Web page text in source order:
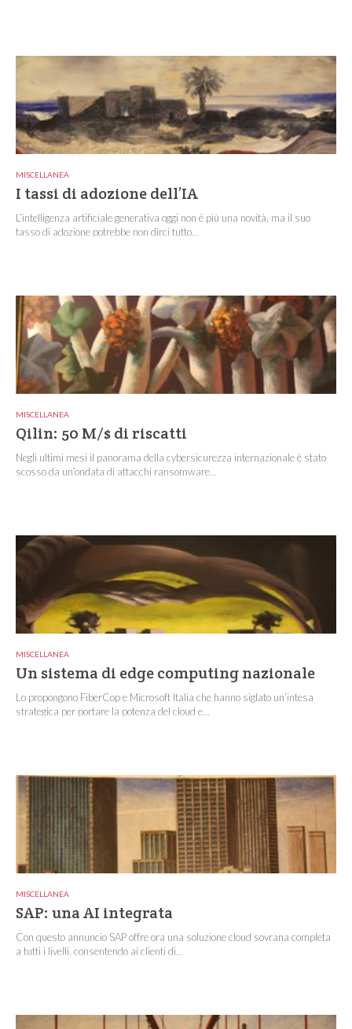
MISCELLANEA
I tassi di adozione dell’IA
L’intelligenza artificiale generativa oggi non è più una novità, ma il suo
tasso di adozione potrebbe non dirci tutto...
MISCELLANEA
Qilin: 50 M/$ di riscatti
Negli ultimi mesi il panorama della cybersicurezza internazionale è stato
scosso da un’ondata di attacchi ransomware...
MISCELLANEA
Un sistema di edge computing nazionale
Lo propongono FiberCop e Microsoft Italia che hanno siglato un’intesa
strategica per portare la potenza del cloud e...
MISCELLANEA
SAP: una AI integrata
Con questo annuncio SAP offre ora una soluzione cloud sovrana completa
a tutti i livelli, consentendo ai clienti di...